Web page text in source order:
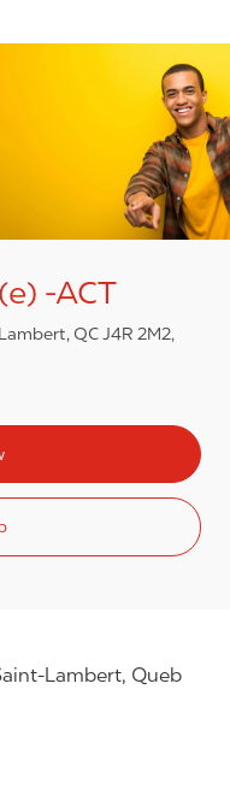
-ACT
QC J4R 2M2,
Lambert, Queb